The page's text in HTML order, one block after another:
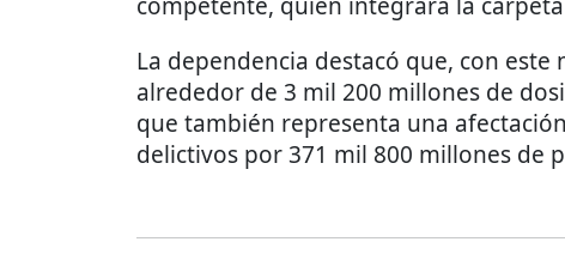
competente, quien integrará la
La dependencia destacó que, con
alrededor de 3 mil 200 millones de
que también representa una
delictivos por 371 mil 800 millones de